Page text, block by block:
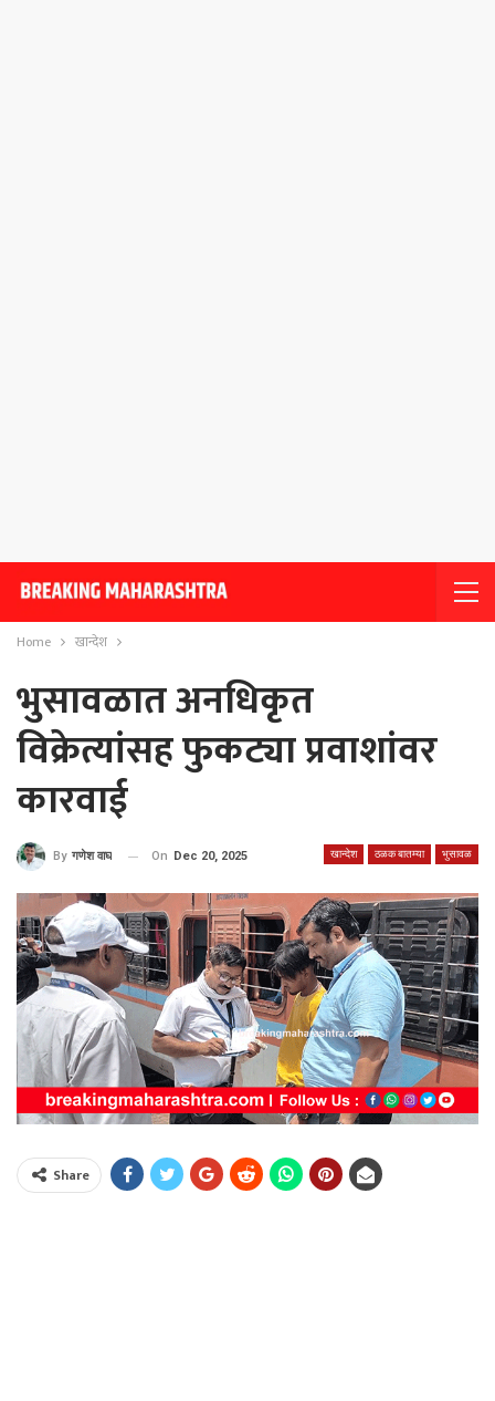
Home खान्देश
भुसावळात अनधिकृत
विक्रेत्यांसह फुकट्या प्रवाशांवर
कारवाई
खान्देश ठळक बातम्या भुसावळ
By गणेश वाघ On Dec 20, 2025
Share